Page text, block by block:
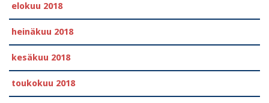
elokuu 2018
heinäkuu 2018
kesäkuu 2018
toukokuu 2018